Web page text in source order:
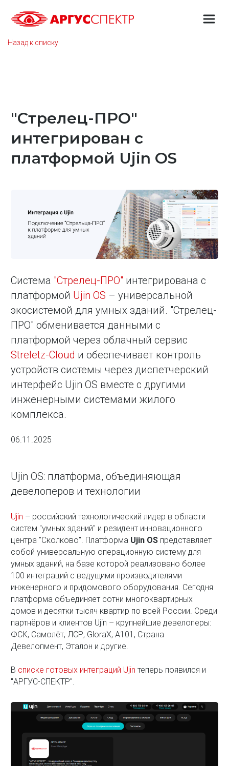
Назад к списку
"Стрелец-ПРО"
интегрирован с
платформой Ujin OS
Система "Стрелец-ПРО" интегрирована с
платформой Ujin OS – универсальной
экосистемой для умных зданий. "Стрелец-
ПРО" обменивается данными с
платформой через облачный сервис
Streletz-Cloud и обеспечивает контроль
устройств системы через диспетчерский
интерфейс Ujin OS вместе с другими
инженерными системами жилого
комплекса.
06.11.2025
Ujin OS: платформа, объединяющая
девелоперов и технологии
Ujin – российский технологический лидер в области
систем "умных зданий" и резидент инновационного
центра "Сколково". Платформа Ujin OS представляет
собой универсальную операционную систему для
умных зданий, на базе которой реализовано более
100 интеграций с ведущими производителями
инженерного и придомового оборудования. Сегодня
платформа объединяет сотни многоквартирных
домов и десятки тысяч квартир по всей России. Среди
партнёров и клиентов Ujin – крупнейшие девелоперы:
ФСК, Самолёт, ЛСР, GloraX, А101, Страна
Девелопмент, Эталон и другие.
В списке готовых интеграций Ujin теперь появился и
"АРГУС-СПЕКТР".